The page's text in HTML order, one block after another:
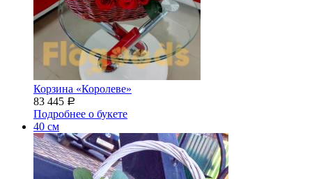
Корзина «Королеве»
83 445 Р
Подробнее о букете
40 см